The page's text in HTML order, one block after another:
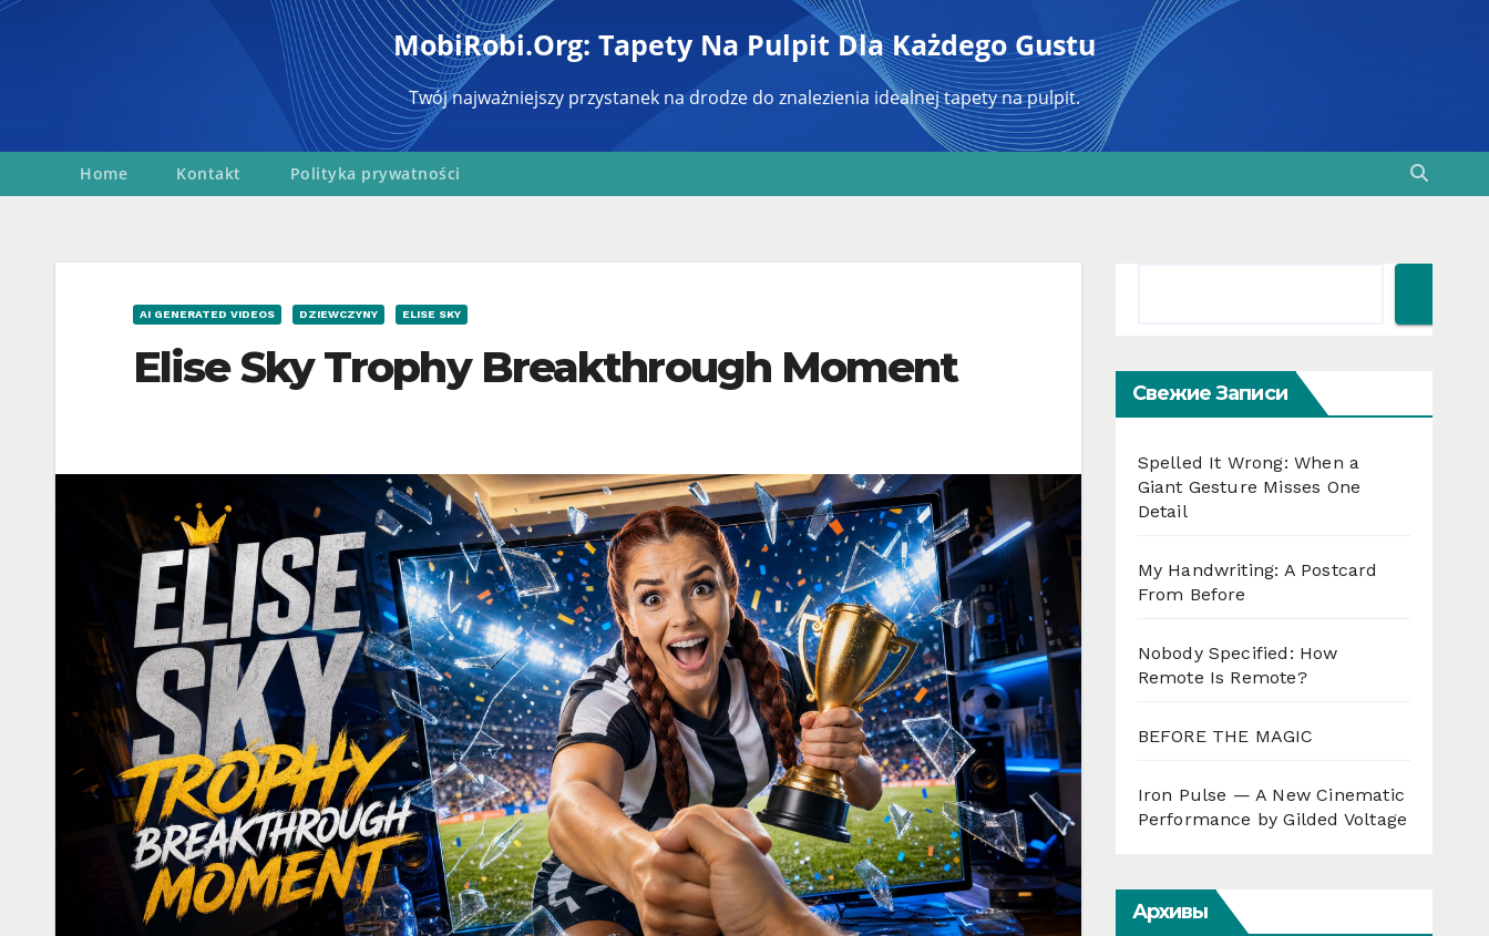
Перейти
MobiRobi.org: Tapety Na Pulpit Dla Każdego Gustu
Twój najważniejszy przystanek na drodze do znalezienia idealnej tapety na pulpit.
Home Kontakt Polityka prywatności
AI GENERATED VIDEOS DZIEWCZYNY ELISE SKY
Elise Sky Trophy Breakthrough Moment Свежие Записи
Spelled It Wrong: When a
Giant Gesture Misses One
Detail
My Handwriting: A Postcard
From Before
Nobody Specified: How
Remote Is Remote?
BEFORE THE MAGIC
Iron Pulse — A New Cinematic
Performance by Gilded Voltage
Архивы